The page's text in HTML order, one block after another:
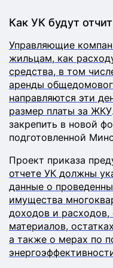
Как УК будут
Управляющие
жильцам, как
средства, в том
аренды
направляются эти
размер платы за ЖКУ
закрепить в новой
подготовленной
Проект приказа
отчете УК должны
данные о
имущества
доходов и
материалов,
а также о мерах по